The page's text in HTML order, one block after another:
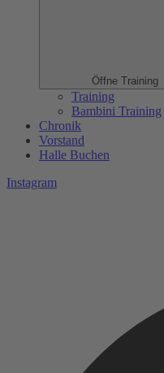
Öffne Training
Training
Bambini Training
Chronik
Vorstand
Halle Buchen
Instagram